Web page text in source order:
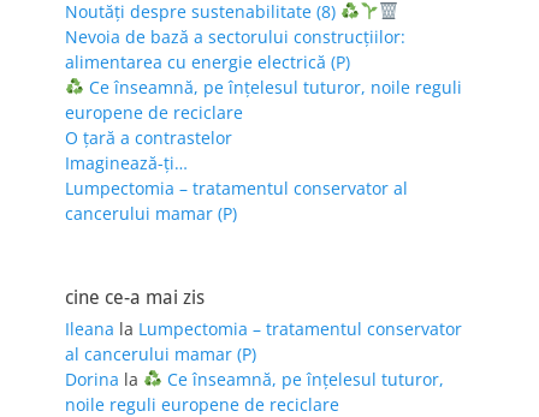
Noutăți despre sustenabilitate (8)
Nevoia de bază a sectorului construcțiilor:
alimentarea cu energie electrică (P)
Ce înseamnă, pe înțelesul tuturor, noile reguli
europene de reciclare
O țară a contrastelor
Imaginează-ți…
Lumpectomia – tratamentul conservator al
cancerului mamar (P)
cine ce-a mai zis
Ileana la Lumpectomia – tratamentul conservator
al cancerului mamar (P)
Dorina la
Ce înseamnă, pe înțelesul tuturor,
noile reguli europene de reciclare